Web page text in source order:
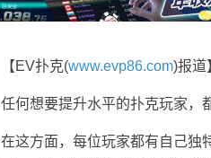
【EV扑克(www.evp86.com)报道
任何想要提升水平的扑克玩家，
在这方面，每位玩家都有自己独